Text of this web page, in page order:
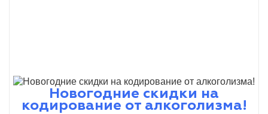
Новогодние скидки на
кодирование от алкоголизма!